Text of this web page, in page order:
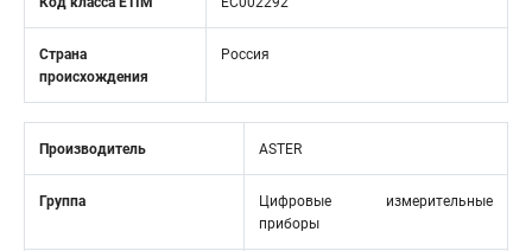
Страна
происхождения
Россия
Производитель ASTER
Группа
Цифровые измерительные
приборы